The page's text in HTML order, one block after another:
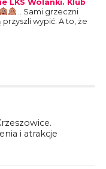
LKS Wolanki. Klub
… Sami grzeczni
wypić. A to, że
i atrakcje